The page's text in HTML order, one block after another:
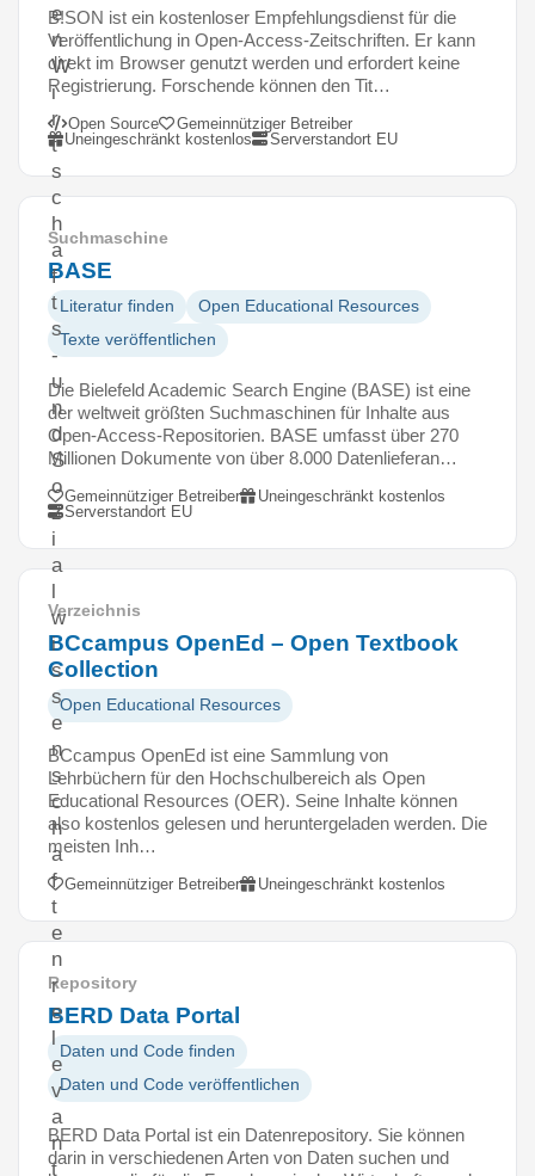
e
n
W
i
r
t
s
c
h
a
f
t
s
-
u
n
d
S
o
z
i
a
l
w
i
s
s
e
n
s
c
h
a
f
t
e
n
r
e
l
e
v
a
n
t
B!SON ist ein kostenloser Empfehlungsdienst für die
Veröffentlichung in Open-Access-Zeitschriften. Er kann
direkt im Browser genutzt werden und erfordert keine
Registrierung. Forschende können den Tit…
Open Source
Gemeinnütziger Betreiber
Uneingeschränkt kostenlos
Serverstandort EU
Suchmaschine
BASE
Literatur finden
Open Educational Resources
Texte veröffentlichen
Die Bielefeld Academic Search Engine (BASE) ist eine
der weltweit größten Suchmaschinen für Inhalte aus
Open-Access-Repositorien. BASE umfasst über 270
Millionen Dokumente von über 8.000 Datenlieferan…
Gemeinnütziger Betreiber
Uneingeschränkt kostenlos
Serverstandort EU
Verzeichnis
BCcampus OpenEd – Open Textbook
Collection
Open Educational Resources
BCcampus OpenEd ist eine Sammlung von
Lehrbüchern für den Hochschulbereich als Open
Educational Resources (OER). Seine Inhalte können
also kostenlos gelesen und heruntergeladen werden. Die
meisten Inh…
Gemeinnütziger Betreiber Uneingeschränkt kostenlos
Repository
BERD Data Portal
Daten und Code finden
Daten und Code veröffentlichen
BERD Data Portal ist ein Datenrepository. Sie können
darin in verschiedenen Arten von Daten suchen und